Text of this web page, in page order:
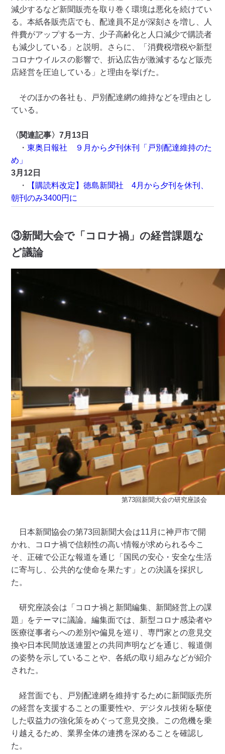
減少するなど新聞販売を取り巻く環境は悪化を続けてい
る。本紙各販売店でも、配達員不足が深刻さを増し、人
件費がアップする一方、少子高齢化と人口減少で購読者
も減少している」と説明。さらに、「消費税増税や新型
コロナウイルスの影響で、折込広告が激減するなど販売
店経営を圧迫している」と理由を挙げた。
そのほかの各社も、戸別配達網の維持などを理由とし
ている。
〈関連記事〉7月13日
・東奥日報社 ９月から夕刊休刊「戸別配達維持のた
め」
3月12日
・
【購読料改定】徳島新聞社 4月から夕刊を休刊、
朝刊のみ3400円に
③新聞大会で「コロナ禍」の経営課題な
ど議論
第73回新聞大会の研究座談会
日本新聞協会の第73回新聞大会は11月に神戸市で開
かれ、コロナ禍で信頼性の高い情報が求められる今こ
そ、正確で公正な報道を通じ「国民の安心・安全な生活
に寄与し、公共的な使命を果たす」との決議を採択し
た。
研究座談会は「コロナ禍と新聞編集、新聞経営上の課
題」をテーマに議論。編集面では、新型コロナ感染者や
医療従事者らへの差別や偏見を巡り、専門家との意見交
換や日本民間放送連盟との共同声明などを通じ、報道側
の姿勢を示していることや、各紙の取り組みなどが紹介
された。
経営面でも、戸別配達網を維持するために新聞販売所
の経営を支援することの重要性や、デジタル技術を駆使
した収益力の強化策をめぐって意見交換。この危機を乗
り越えるため、業界全体の連携を深めることを確認し
た。